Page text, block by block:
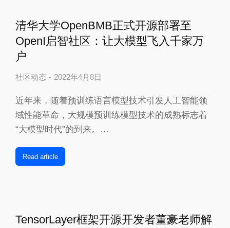
清华大学OpenBMB正式开源部署至
OpenI启智社区：让大模型飞入千家万
户
社区动态 2022年4月8日
近年来，随着预训练语言模型技术引发人工智能领
域性能革命，大规模预训练模型技术的成熟标志着
“大模型时代”的到来。…
Read article
TensorLayer框架开源开发者董豪老师解